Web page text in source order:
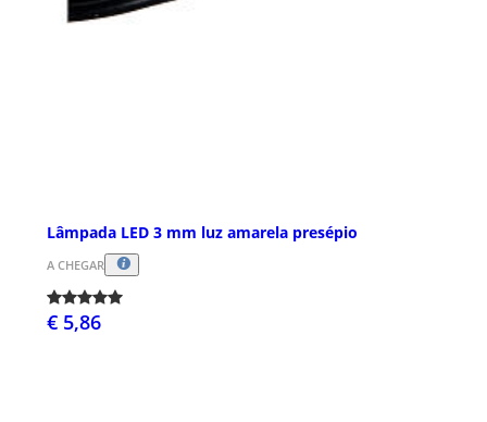
Lâmpada LED 3 mm luz amarela presépio
A CHEGAR
€ 5,86